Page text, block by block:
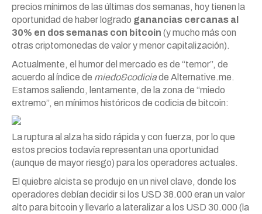
precios mínimos de las últimas dos semanas, hoy tienen la
oportunidad de haber logrado ganancias cercanas al
30% en dos semanas con bitcoin (y mucho más con
otras criptomonedas de valor y menor capitalización).
Actualmente, el humor del mercado es de “temor”, de
acuerdo al índice de miedo&codiciade Alternative.me.
Estamos saliendo, lentamente, de la zona de “miedo
extremo”, en mínimos históricos de codicia de bitcoin:
La ruptura al alza ha sido rápida y con fuerza, por lo que
estos precios todavía representan una oportunidad
(aunque de mayor riesgo) para los operadores actuales.
El quiebre alcista se produjo en un nivel clave, donde los
operadores debían decidir si los USD 38.000 eran un valor
alto para bitcoin y llevarlo a lateralizar a los USD 30.000 (la